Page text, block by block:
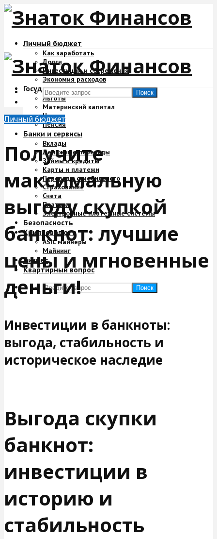
Личный бюджет
Как заработать
Долги
Инвестиции и сбережения
Экономия расходов
Государство и деньги
Льготы
Материнский капитал
Налоги
Пенсия
Банки и сервисы
Вклады
Денежные переводы
Займы и кредиты
Карты и платежи
Переводы с мобильного
Страхование
Счета
Платежи
Электронные платежные системы
Безопасность
Криптовалюта
ASIC майнеры
Майнинг
Бизнес
Квартирный вопрос
Поиск
Поиск
Личный бюджет
Получите
максимальную
выгоду скупкой
банкнот: лучшие
цены и мгновенные
деньги!
Инвестиции в банкноты:
выгода, стабильность и
историческое наследие
Выгода скупки
банкнот:
инвестиции в
историю и
стабильность